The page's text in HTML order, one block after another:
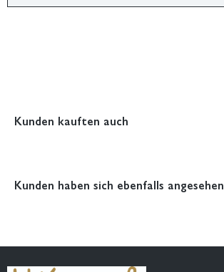
Kunden kauften auch
Kunden haben sich ebenfalls angesehen